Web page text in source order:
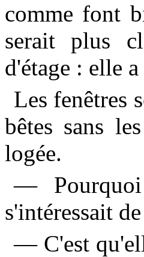
comme font
serait plus
d'étage : elle
Les fenêtres
bêtes sans
logée.
—
s'intéressait
— C'est